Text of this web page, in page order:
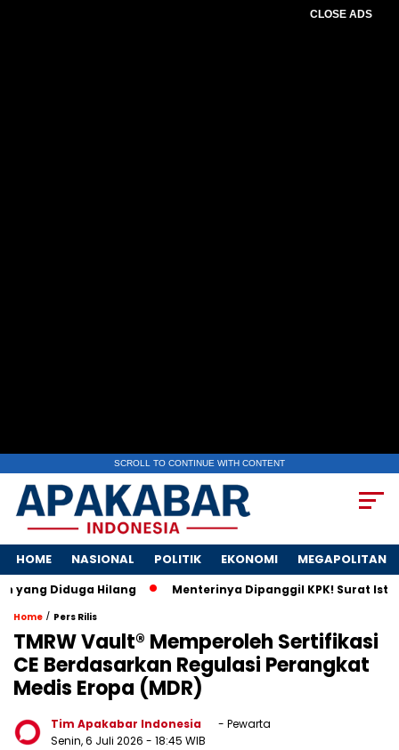
CLOSE ADS
SCROLL TO CONTINUE WITH CONTENT
HOME NASIONAL POLITIK EKONOMI MEGAPOLITAN
Hilang Menterinya Dipanggil KPK! Surat Istri Menteri
Home / Pers Rilis
TMRW Vault® Memperoleh Sertifikasi
CE Berdasarkan Regulasi Perangkat
Medis Eropa (MDR)
Tim Apakabar Indonesia
- Pewarta
Senin, 6 Juli 2026 - 18:45 WIB